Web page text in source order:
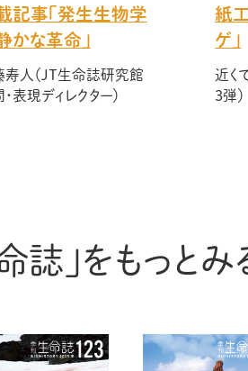
記事「発生生物学
かな革命」
寿人（JT生命誌研究館
表現ディレクター）
紙
ゲ」
近く
3弾）
誌」をもっとみ